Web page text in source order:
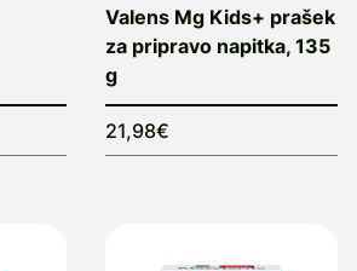
Valens Mg Kids+ prašek
za pripravo napitka, 135
g
21,98€